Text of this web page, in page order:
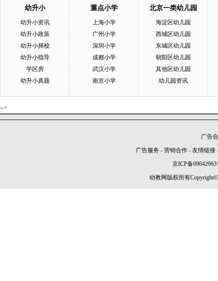
幼升小
幼升小资讯
幼升小政策
幼升小择校
幼升小指导
学区房
幼升小真题
重点小学
上海小学
广州小学
深圳小学
成都小学
武汉小学
南京小学
北京一类幼儿园
海淀区幼儿园
西城区幼儿园
东城区幼儿园
朝阳区幼儿园
其他区幼儿园
幼儿园资讯
-->
广告
广告服务 - 营销合作 - 友情链接
京ICP备09042963
幼教网版权所有